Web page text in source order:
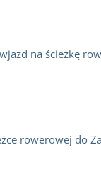
na ścieżkę
rowerowej do